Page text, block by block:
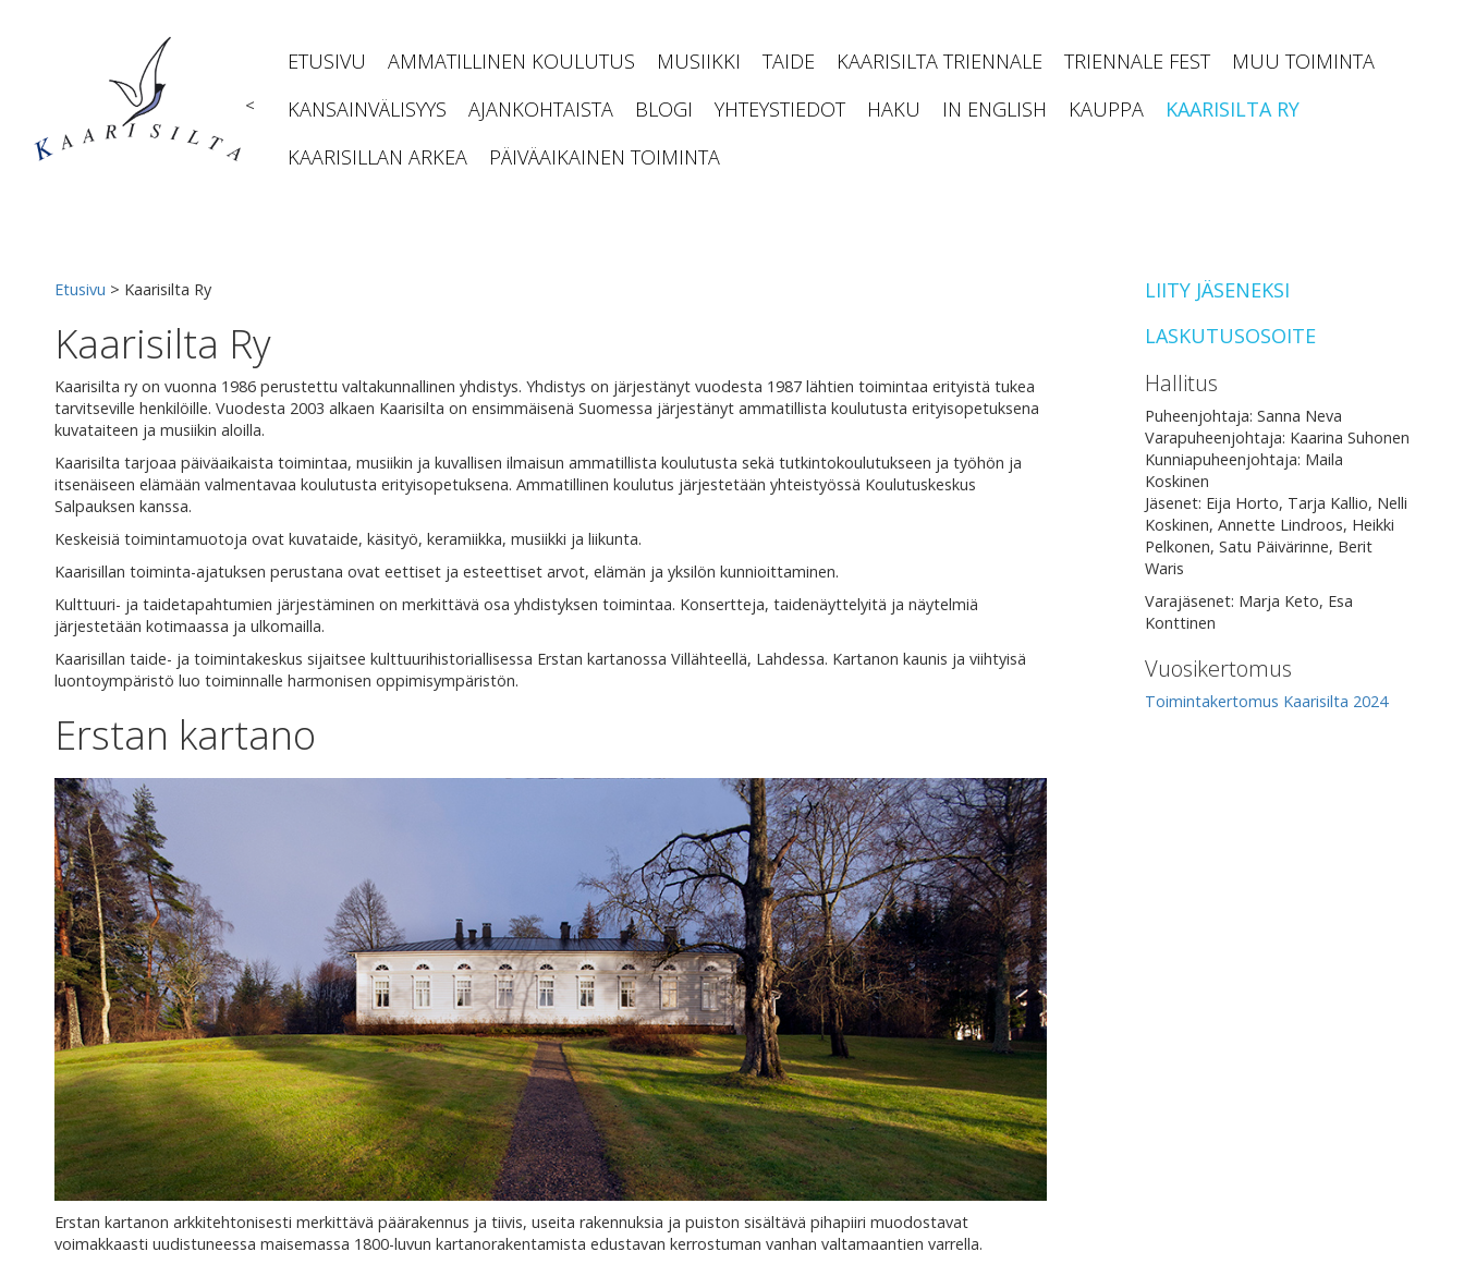
<
ETUSIVU AMMATILLINEN KOULUTUS MUSIIKKI TAIDE KAARISILTA TRIENNALE TRIENNALE FEST
MUU TOIMINTA
KANSAINVÄLISYYS
AJANKOHTAISTA BLOGI YHTEYSTIEDOT HAKU IN ENGLISH KAUPPA
KAARISILTA RY
KAARISILLAN ARKEA
PÄIVÄAIKAINEN TOIMINTA
Etusivu > Kaarisilta Ry
Kaarisilta Ry
Kaarisilta ry on vuonna 1986 perustettu valtakunnallinen yhdistys. Yhdistys on järjestänyt vuodesta 1987 lähtien toimintaa erityistä tukea
tarvitseville henkilöille. Vuodesta 2003 alkaen Kaarisilta on ensimmäisenä Suomessa järjestänyt ammatillista koulutusta erityisopetuksena
kuvataiteen ja musiikin aloilla.
Kaarisilta tarjoaa päiväaikaista toimintaa, musiikin ja kuvallisen ilmaisun ammatillista koulutusta sekä tutkintokoulutukseen ja työhön ja
itsenäiseen elämään valmentavaa koulutusta erityisopetuksena. Ammatillinen koulutus järjestetään yhteistyössä Koulutuskeskus
Salpauksen kanssa.
Keskeisiä toimintamuotoja ovat kuvataide, käsityö, keramiikka, musiikki ja liikunta.
Kaarisillan toiminta-ajatuksen perustana ovat eettiset ja esteettiset arvot, elämän ja yksilön kunnioittaminen.
Kulttuuri- ja taidetapahtumien järjestäminen on merkittävä osa yhdistyksen toimintaa. Konsertteja, taidenäyttelyitä ja näytelmiä
järjestetään kotimaassa ja ulkomailla.
Kaarisillan taide- ja toimintakeskus sijaitsee kulttuurihistoriallisessa Erstan kartanossa Villähteellä, Lahdessa. Kartanon kaunis ja viihtyisä
luontoympäristö luo toiminnalle harmonisen oppimisympäristön.
Erstan kartano
Erstan kartanon arkkitehtonisesti merkittävä päärakennus ja tiivis, useita rakennuksia ja puiston sisältävä pihapiiri muodostavat
voimakkaasti uudistuneessa maisemassa 1800-luvun kartanorakentamista edustavan kerrostuman vanhan valtamaantien varrella.
LIITY JÄSENEKSI
LASKUTUSOSOITE
Hallitus
Puheenjohtaja: Sanna Neva
Varapuheenjohtaja: Kaarina Suhonen
Kunniapuheenjohtaja: Maila
Koskinen
Jäsenet: Eija Horto, Tarja Kallio, Nelli
Koskinen, Annette Lindroos, Heikki
Pelkonen, Satu Päivärinne, Berit
Waris
Varajäsenet: Marja Keto, Esa
Konttinen
Vuosikertomus
Toimintakertomus Kaarisilta 2024